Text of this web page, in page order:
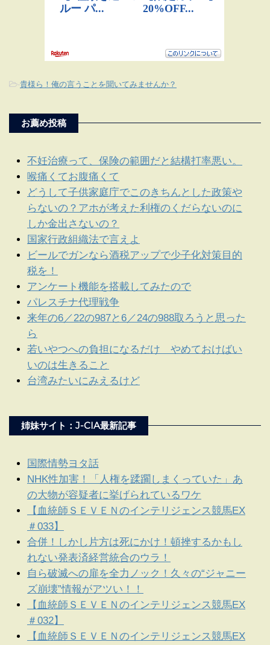
-貴様ら！俺の言うことを聞いてみませんか？
お薦め投稿
不妊治療って、保険の範囲だと結構打率悪い。
喉痛くてお腹痛くて
どうして子供家庭庁でこのきちんとした政策や
らないの？アホが考えた利権のくだらないのに
しか金出さないの？
国家行政組織法で言えよ
ビールでガンなら酒税アップで少子化対策目的
税を！
アンケート機能を搭載してみたので
パレスチナ代理戦争
来年の6／22の987と6／24の988取ろうと思った
ら
若いやつへの負担になるだけ やめておけばい
いのは生きること
台湾みたいにみえるけど
姉妹サイト：J-CIA最新記事
国際情勢ヨタ話
NHK性加害！「人権を蹂躙しまくっていた」あ
の大物が容疑者に挙げられているワケ
【血統師ＳＥＶＥＮのインテリジェンス競馬EX
＃033】
合併！しかし片方は死にかけ！頓挫するかもし
れない発表済経営統合のウラ！
自ら破滅への扉を全力ノック！久々の“ジャニー
ズ崩壊”情報がアツい！！
【血統師ＳＥＶＥＮのインテリジェンス競馬EX
＃032】
【血統師ＳＥＶＥＮのインテリジェンス競馬EX